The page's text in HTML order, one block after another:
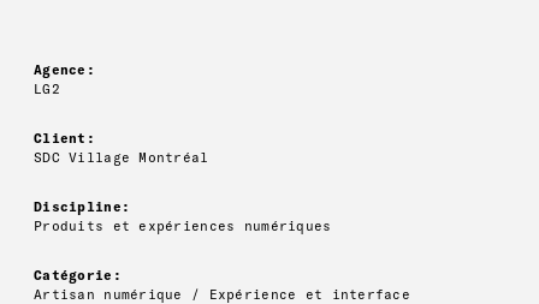
Agence:
LG2
Client:
SDC Village Montréal
Discipline:
Produits et expériences numériques
Catégorie:
Artisan numérique / Expérience et interface